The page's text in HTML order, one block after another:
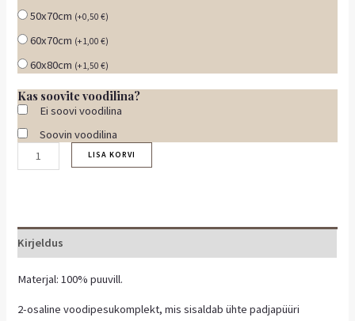
50x70cm (+0,50€)
60x70cm (+1,00€)
60x80cm (+1,50€)
Kas soovite voodilina?
Ei soovi voodilina
Soovin voodilina
LISA KORVI
Kirjeldus
Materjal: 100% puuvill.
2-osaline voodipesukomplekt, mis sisaldab ühte padjapüüri